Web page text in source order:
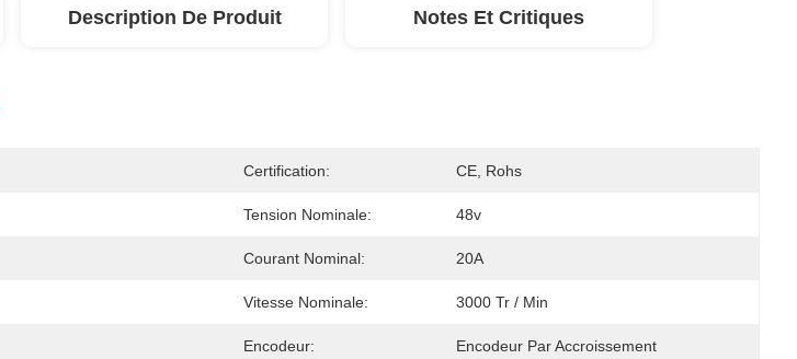
Description De Produit Notes Et Critiques
Certification: CE, Rohs
Tension Nominale: 48v
Courant Nominal: 20A
Vitesse Nominale: 3000 Tr / Min
Encodeur: Encodeur Par Accroissement